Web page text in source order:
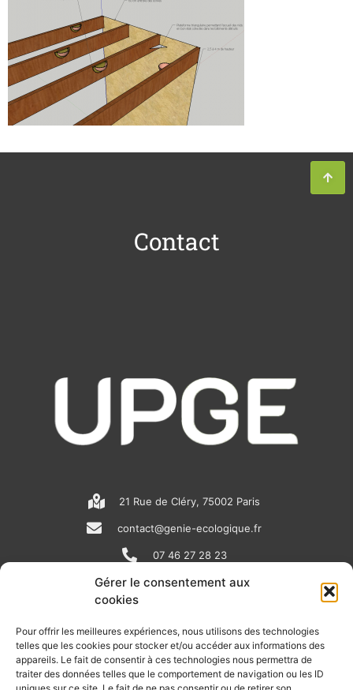
Gérer le consentement aux
cookies
Pour offrir les meilleures expériences, nous utilisons des technologies
telles que les cookies pour stocker et/ou accéder aux informations des
appareils. Le fait de consentir à ces technologies nous permettra de
traiter des données telles que le comportement de navigation ou les ID
Contact
21 Rue de Cléry, 75002 Paris
contact@genie-ecologique.fr
07 46 27 28 23
N
e
w
s
i
n
k
o
u
t
RECEVOIR L'ACTU DE LA FILIÈRE